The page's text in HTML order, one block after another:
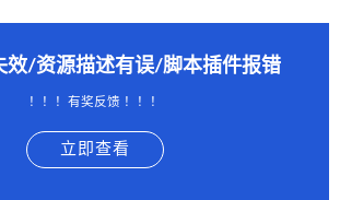
效/资源描述有误/脚本插件报错
！！！有奖反馈 ！！！
立即查看